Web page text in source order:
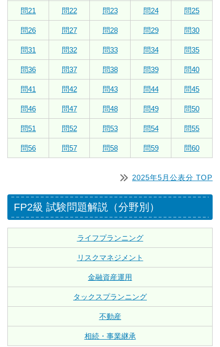
問21 問22 問23 問24 問25
問26 問27 問28 問29 問30
問31 問32 問33 問34 問35
問36 問37 問38 問39 問40
問41 問42 問43 問44 問45
問46 問47 問48 問49 問50
問51 問52 問53 問54 問55
問56 問57 問58 問59 問60
2025年5月公表分 TOP
FP2級 試験問題解説（分野別）
ライフプランニング
リスクマネジメント
金融資産運用
タックスプランニング
不動産
相続・事業継承